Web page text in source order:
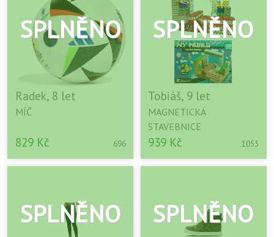
Radek, 8 let
MÍČ
829 Kč 696
Tobiáš, 9 let
MAGNETICKÁ
STAVEBNICE
939 Kč 1053